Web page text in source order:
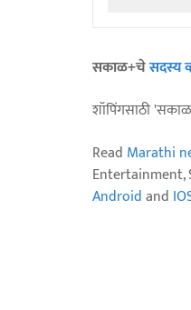
सकाळ+चेसदस्य
शॉपिंगसाठी
Read Marathi
Entertainment,
Androidand